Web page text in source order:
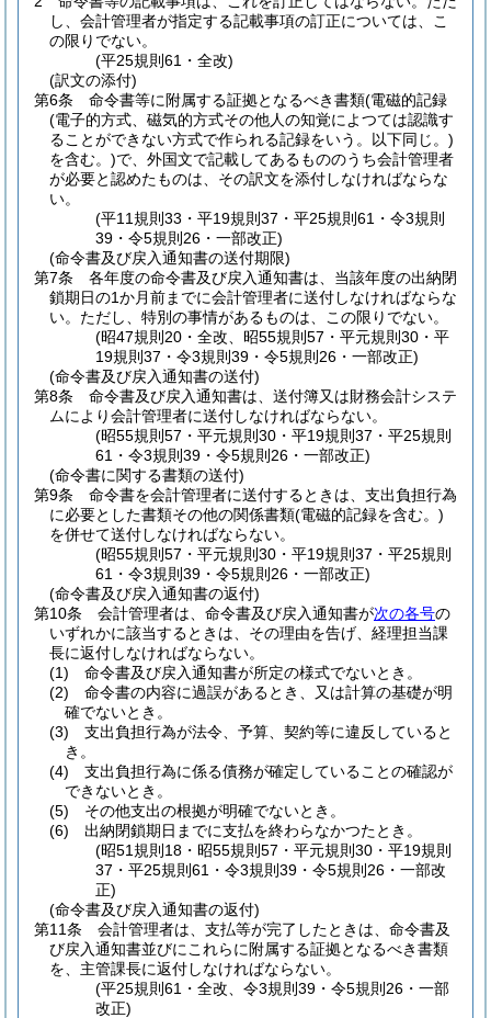
し、会計管理者が指定する記載事項の訂正については、こ
の限りでない。
(平25規則61・全改)
(訳文の添付)
第6条
命令書等に附属する証拠となるべき書類(電磁的記録
(電子的方式、磁気的方式その他人の知覚によつては認識す
ることができない方式で作られる記録をいう。以下同じ。)
を含む。)で、外国文で記載してあるもののうち会計管理者
が必要と認めたものは、その訳文を添付しなければならな
い。
(平11規則33・平19規則37・平25規則61・令3規則
39・令5規則26・一部改正)
(命令書及び戻入通知書の送付期限)
第7条
各年度の命令書及び戻入通知書は、当該年度の出納閉
鎖期日の1か月前までに会計管理者に送付しなければならな
い。 ただし、特別の事情があるものは、この限りでない。
(昭47規則20・全改、昭55規則57・平元規則30・平
19規則37・令3規則39・令5規則26・一部改正)
(命令書及び戻入通知書の送付)
第8条
命令書及び戻入通知書は、送付簿又は財務会計システ
ムにより会計管理者に送付しなければならない。
(昭55規則57・平元規則30・平19規則37・平25規則
61・令3規則39・令5規則26・一部改正)
(命令書に関する書類の送付)
第9条
命令書を会計管理者に送付するときは、支出負担行為
に必要とした書類その他の関係書類(電磁的記録を含む。)
を併せて送付しなければならない。
(昭55規則57・平元規則30・平19規則37・平25規則
61・令3規則39・令5規則26・一部改正)
(命令書及び戻入通知書の返付)
第10条
会計管理者は、命令書及び戻入通知書が次の各号の
いずれかに該当するときは、その理由を告げ、経理担当課
長に返付しなければならない。
(1)
命令書及び戻入通知書が所定の様式でないとき。
(2)
命令書の内容に過誤があるとき、又は計算の基礎が明
確でないとき。
(3)
支出負担行為が法令、予算、契約等に違反していると
き。
(4)
支出負担行為に係る債務が確定していることの確認が
できないとき。
(5)
その他支出の根拠が明確でないとき。
(6)
出納閉鎖期日までに支払を終わらなかつたとき。
(昭51規則18・昭55規則57・平元規則30・平19規則
37・平25規則61・令3規則39・令5規則26・一部改
正)
(命令書及び戻入通知書の返付)
第11条
会計管理者は、支払等が完了したときは、命令書及
び戻入通知書並びにこれらに附属する証拠となるべき書類
を、主管課長に返付しなければならない。
(平25規則61・全改、令3規則39・令5規則26・一部
改正)